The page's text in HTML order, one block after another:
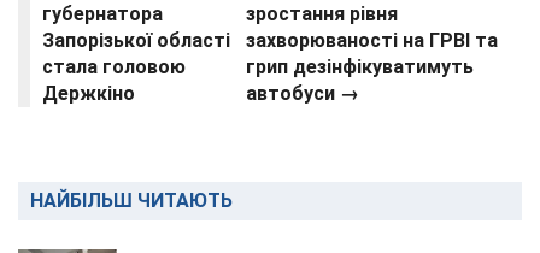
губернатора
Запорізької області
стала головою
Держкіно
зростання рівня
захворюваності на ГРВІ та
грип дезінфікуватимуть
автобуси →
НАЙБІЛЬШ ЧИТАЮТЬ